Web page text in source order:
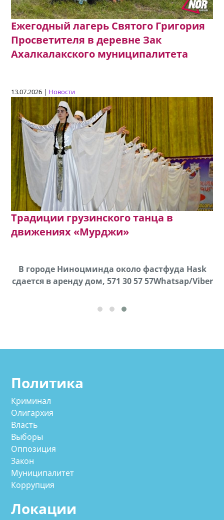
Ежегодный лагерь Святого Григория
Просветителя в деревне Зак
Ахалкалакского муниципалитета
13.07.2026 | Новости
Традиции грузинского танца в
движениях «Мурджи»
В городе Ниноцминда около фастфуда Hask
cдается в аренду дом, 571 30 57 57Whatsap/Viber
Политика
Криминал
Олигархия
Власть
Выборы
Оппозиция
Закон
Муниципалитет
Коррупция
Локации